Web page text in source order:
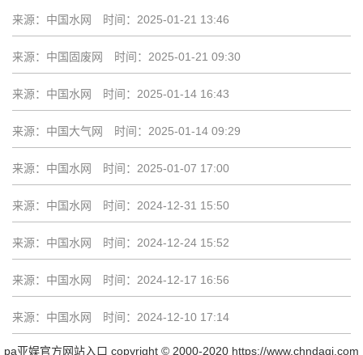
来源：中国水网 时间：2025-01-21 13:46
来源：中国固废网 时间：2025-01-21 09:30
来源：中国水网 时间：2025-01-14 16:43
来源：中国大气网 时间：2025-01-14 09:29
来源：中国水网 时间：2025-01-07 17:00
来源：中国水网 时间：2024-12-31 15:50
来源：中国水网 时间：2024-12-24 15:52
来源：中国水网 时间：2024-12-17 16:56
来源：中国水网 时间：2024-12-10 17:14
pa亚娱官方网站入口 copyright © 2000-2020 https://www.chndaqi.com